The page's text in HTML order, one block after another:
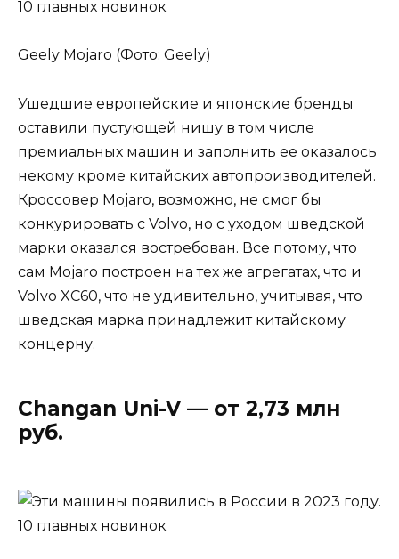
Geely Mojaro (Фото: Geely)
Ушедшие европейские и японские бренды
оставили пустующей нишу в том числе
премиальных машин и заполнить ее оказалось
некому кроме китайских автопроизводителей.
Кроссовер Mojaro, возможно, не смог бы
конкурировать с Volvo, но с уходом шведской
марки оказался востребован. Все потому, что
сам Mojaro построен на тех же агрегатах, что и
Volvo XC60, что не удивительно, учитывая, что
шведская марка принадлежит китайскому
концерну.
Changan Uni-V — от 2,73 млн
руб.